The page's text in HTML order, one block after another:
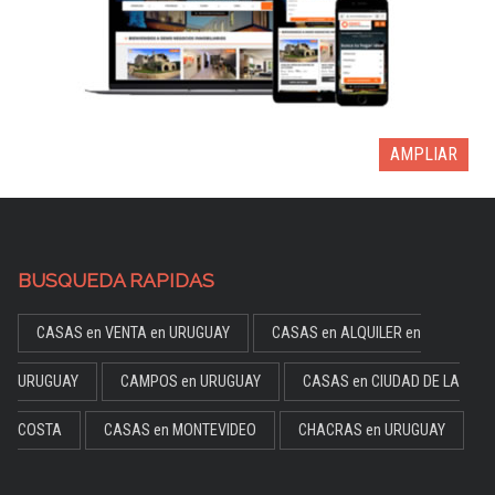
AMPLIAR
BUSQUEDA RAPIDAS
CASAS en VENTA en URUGUAY CASAS en ALQUILER en
URUGUAY CAMPOS en URUGUAY CASAS en CIUDAD DE LA
COSTA CASAS en MONTEVIDEO CHACRAS en URUGUAY